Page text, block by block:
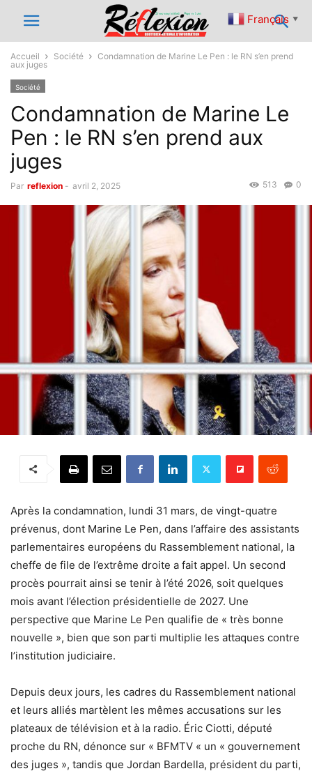
Accueil Société
Condamnation de Marine Le Pen : le RN s’en prend
aux juges
Société
Condamnation de Marine Le
Pen : le RN s’en prend aux
juges
Par reflexion - avril 2, 2025 0
513
Après la condamnation, lundi 31 mars, de vingt-quatre
prévenus, dont Marine Le Pen, dans l’affaire des assistants
parlementaires européens du Rassemblement national, la
cheffe de file de l’extrême droite a fait appel. Un second
procès pourrait ainsi se tenir à l’été 2026, soit quelques
mois avant l’élection présidentielle de 2027. Une
perspective que Marine Le Pen qualifie de « très bonne
nouvelle », bien que son parti multiplie les attaques contre
l’institution judiciaire.
Depuis deux jours, les cadres du Rassemblement national
et leurs alliés martèlent les mêmes accusations sur les
plateaux de télévision et à la radio. Éric Ciotti, député
proche du RN, dénonce sur « BFMTV « un « gouvernement
des juges », tandis que Jordan Bardella, président du parti,
Français ▼